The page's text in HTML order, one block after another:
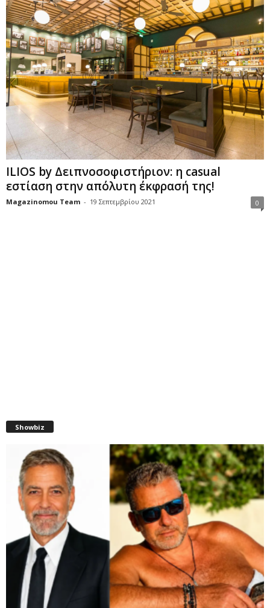
ILIOS by Δειπνοσοφιστήριον: η casual
εστίαση στην απόλυτη έκφρασή της!
Magazinomou Team - 19 Σεπτεμβρίου 2021 0
Showbiz